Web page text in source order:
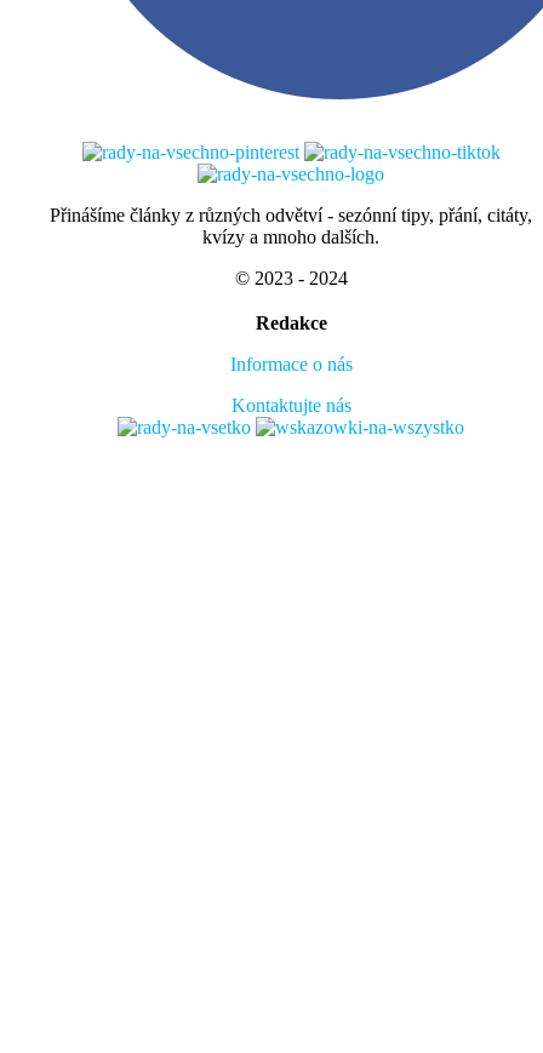
Přinášíme články z různých odvětví - sezónní tipy, přání, citáty,
kvízy a mnoho dalších.
© 2023 - 2024
Redakce
Informace o nás
Kontaktujte nás